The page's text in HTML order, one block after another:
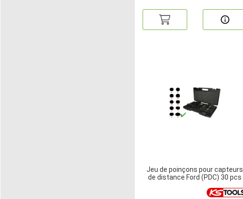
Jeu de poinçons pour capteurs
de distance Ford (PDC) 30 pcs